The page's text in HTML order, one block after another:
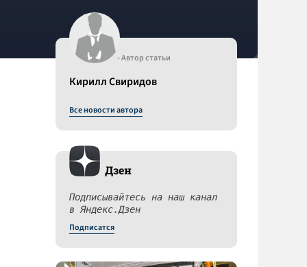
- Автор статьи
Кирилл Свиридов
Все новости автора
Дзен
Подписывайтесь на наш канал
в Яндекс.Дзен
Подписатся